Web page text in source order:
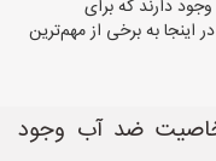
دارند که برای
اینجا به برخی از مهم‌ترین
خاصیت ضد آب وجود